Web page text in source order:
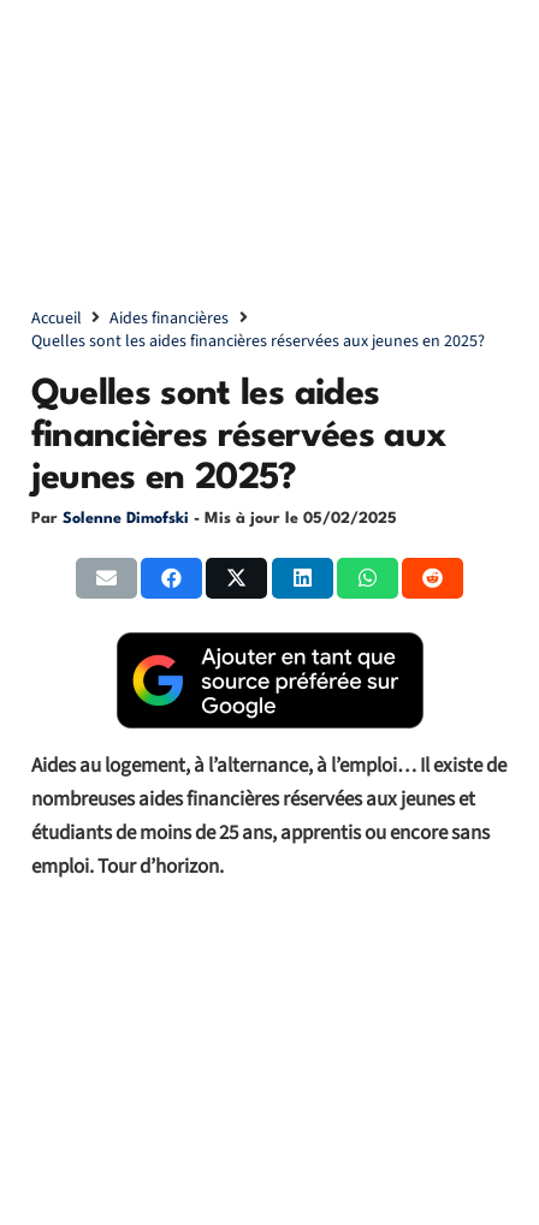
Accueil
Aides financières
Quelles sont les aides financières réservées aux jeunes en 2025?
Quelles sont les aides
financières réservées aux
jeunes en 2025?
Par Solenne Dimofski - Mis à jour le 05/02/2025
Aides au logement, à l’alternance, à l’emploi… Il existe de
nombreuses aides financières réservées aux jeunes et
étudiants de moins de 25 ans, apprentis ou encore sans
emploi. Tour d’horizon.